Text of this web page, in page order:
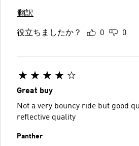
翻訳
役立ちましたか？ 0 0
Great buy
Not a very bouncy ride but good
reflective quality
Panther